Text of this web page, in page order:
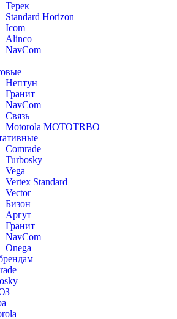
Терек
Standard Horizon
Icom
Alinco
NavCom
Нептун
Гранит
NavCom
Связь
Motorola MOTOTRBO
Comrade
Turbosky
Vega
Vertex Standard
Vector
Бизон
Аргут
Гранит
NavCom
Onega